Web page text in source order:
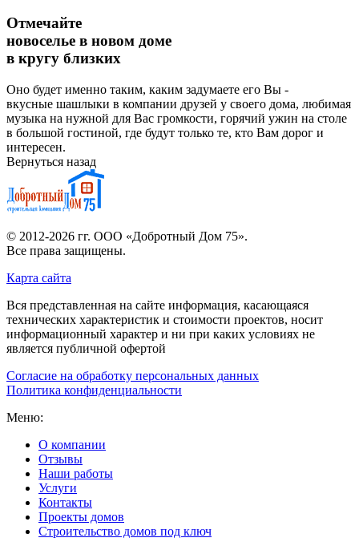
Отмечайте
новоселье в новом доме
в кругу близких
Оно будет именно таким, каким задумаете его Вы -
вкусные шашлыки в компании друзей у своего дома, любимая
музыка на нужной для Вас громкости, горячий ужин на столе
в большой гостиной, где будут только те, кто Вам дорог и
интересен.
Вернуться назад
© 2012-2026 гг. ООО «Добротный Дом 75».
Все права защищены.
Карта сайта
Вся представленная на сайте информация, касающаяся
технических характеристик и стоимости проектов, носит
информационный характер и ни при каких условиях не
является публичной офертой
Согласие на обработку персональных данных
Политика конфиденциальности
Меню:
О компании
Отзывы
Наши работы
Услуги
Контакты
Проекты домов
Строительство домов под ключ